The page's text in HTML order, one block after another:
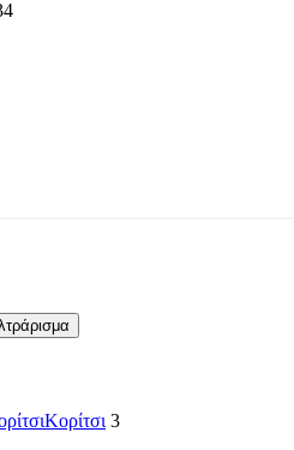
Κορίτσι 3